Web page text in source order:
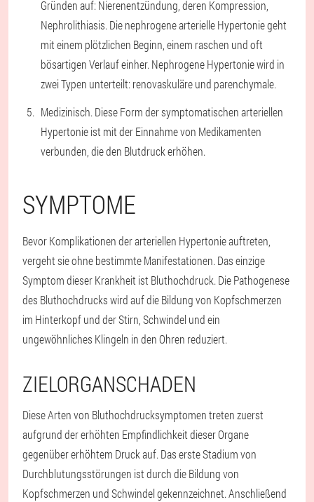
Gründen auf: Nierenentzündung, deren Kompression,
Nephrolithiasis. Die nephrogene arterielle Hypertonie geht
mit einem plötzlichen Beginn, einem raschen und oft
bösartigen Verlauf einher. Nephrogene Hypertonie wird in
zwei Typen unterteilt: renovaskuläre und parenchymale.
Medizinisch. Diese Form der symptomatischen arteriellen
Hypertonie ist mit der Einnahme von Medikamenten
verbunden, die den Blutdruck erhöhen.
SYMPTOME
Bevor Komplikationen der arteriellen Hypertonie auftreten,
vergeht sie ohne bestimmte Manifestationen. Das einzige
Symptom dieser Krankheit ist Bluthochdruck. Die Pathogenese
des Bluthochdrucks wird auf die Bildung von Kopfschmerzen
im Hinterkopf und der Stirn, Schwindel und ein
ungewöhnliches Klingeln in den Ohren reduziert.
ZIELORGANSCHADEN
Diese Arten von Bluthochdrucksymptomen treten zuerst
aufgrund der erhöhten Empfindlichkeit dieser Organe
gegenüber erhöhtem Druck auf. Das erste Stadium von
Durchblutungsstörungen ist durch die Bildung von
Kopfschmerzen und Schwindel gekennzeichnet. Anschließend